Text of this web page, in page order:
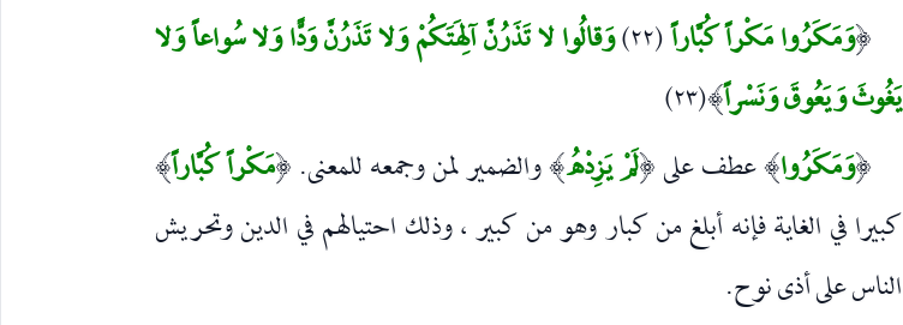
(وَمَكَرُوا مَكْراً كُبَّاراً(٢٢)
وَقالُوا لا تَذَرُنَّ آلِهَتَكُمْ وَلا تَذَرُنَّ وَدًّا وَلا سُواعاً وَلا
يَغُوثَ وَيَعُوقَ وَنَسْراً)(٢٣)
(وَمَكَرُوا) عطف على (لَمْ يَزِدْهُ) والضمير لمن وجمعه للمعنى. (مَكْراً كُبَّاراً)
كبيرا في الغاية فإنه أبلغ من كبار وهو من كبير ، وذلك احتيالهم في الدين وتحريش
الناس على أذى نوح.